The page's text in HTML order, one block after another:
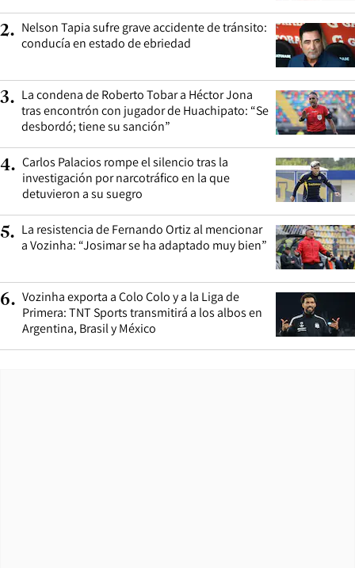
2. Nelson Tapia sufre grave accidente de tránsito:
conducía en estado de ebriedad
3. La condena de Roberto Tobar a Héctor Jona
tras encontrón con jugador de Huachipato: “Se
desbordó; tiene su sanción”
4. Carlos Palacios rompe el silencio tras la
investigación por narcotráfico en la que
detuvieron a su suegro
5. La resistencia de Fernando Ortiz al mencionar
a Vozinha: “Josimar se ha adaptado muy bien”
6. Vozinha exporta a Colo Colo y a la Liga de
Primera: TNT Sports transmitirá a los albos en
Argentina, Brasil y México